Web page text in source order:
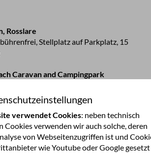
Rosslare
Stellplatz auf Parkplatz, 15
Caravan and Campingpark
Harbour
38 Mobile, 16.03.-01.10.,
Strom, Sanitäranlagen
verwendet Cookies: neben technisch
Cookies verwenden wir auch solche, deren
von Webseitenzugriffen ist und
wie Youtube oder Google gesetzt